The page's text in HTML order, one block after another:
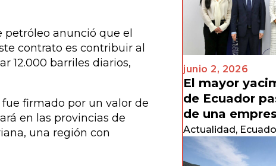
anunció que el
contrato es contribuir al
12.000 barriles diarios,
firmado por un valor de
en las provincias de
una región con
junio 2, 2026
El mayor
de Ecuador
de una
Actualidad,